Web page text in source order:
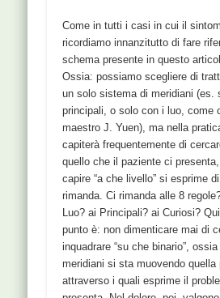
Come in tutti i casi in cui il
ricordiamo innanzitutto di fare
schema presente in questo
Ossia: possiamo scegliere di
un solo sistema di meridiani (es.
principali, o solo con i luo, come
maestro J. Yuen), ma nella
capiterà frequentemente di
quello che il paziente ci
capire “a che livello” si esprime
rimanda. Ci rimanda alle 8
Luo? ai Principali? ai Curiosi?
punto è: non dimenticare mai di
inquadrare “su che binario”,
meridiani si sta muovendo quella
attraverso i quali esprime il